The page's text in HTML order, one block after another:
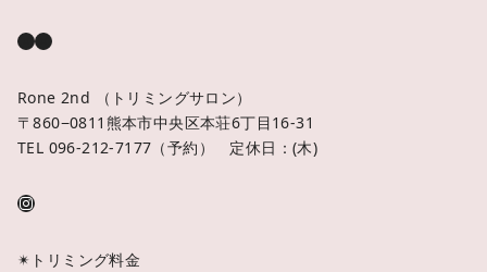
Rone 2nd （トリミングサロン）
〒860−0811熊本市中央区本荘6丁目16-31
TEL 096-212-7177（予約） 定休日：(木)
✴︎トリミング料金